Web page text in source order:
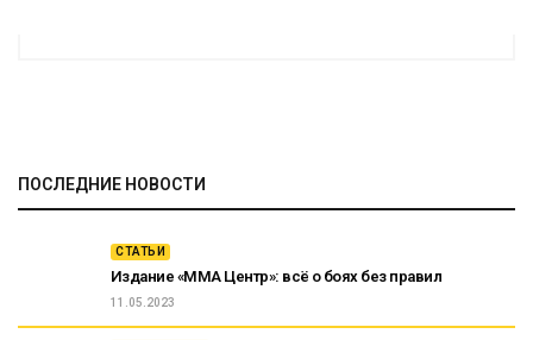
ПОСЛЕДНИЕ НОВОСТИ
СТАТЬИ
Издание «ММА Центр»: всё о боях без правил
11.05.2023